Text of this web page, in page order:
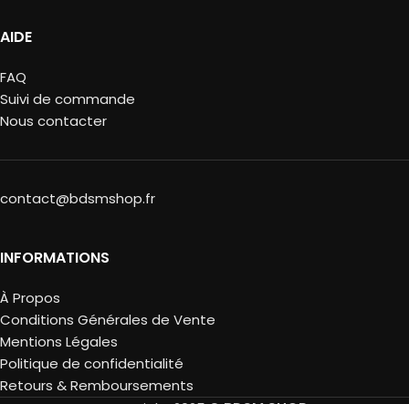
AIDE
FAQ
Suivi de commande
Nous contacter
contact@bdsmshop.fr
INFORMATIONS
À Propos
Conditions Générales de Vente
Mentions Légales
Politique de confidentialité
Retours & Remboursements